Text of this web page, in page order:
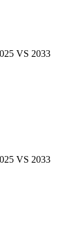
VS 2033
VS 2033